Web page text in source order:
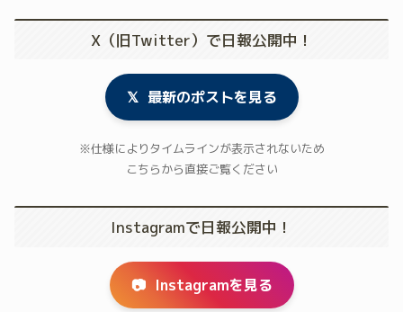
X（旧Twitter）で日報公開中！
𝕏 最新のポストを見る
※仕様によりタイムラインが表示されないため
こちらから直接ご覧ください
Instagramで日報公開中！
📷 Instagramを見る